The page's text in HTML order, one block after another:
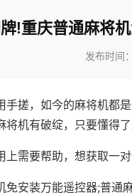
!重庆普通麻将
发布时间
手搓，如今的麻将机都
将机有破绽，只要懂得
上需要帮助，想获取一
免安装万能遥控器;普通